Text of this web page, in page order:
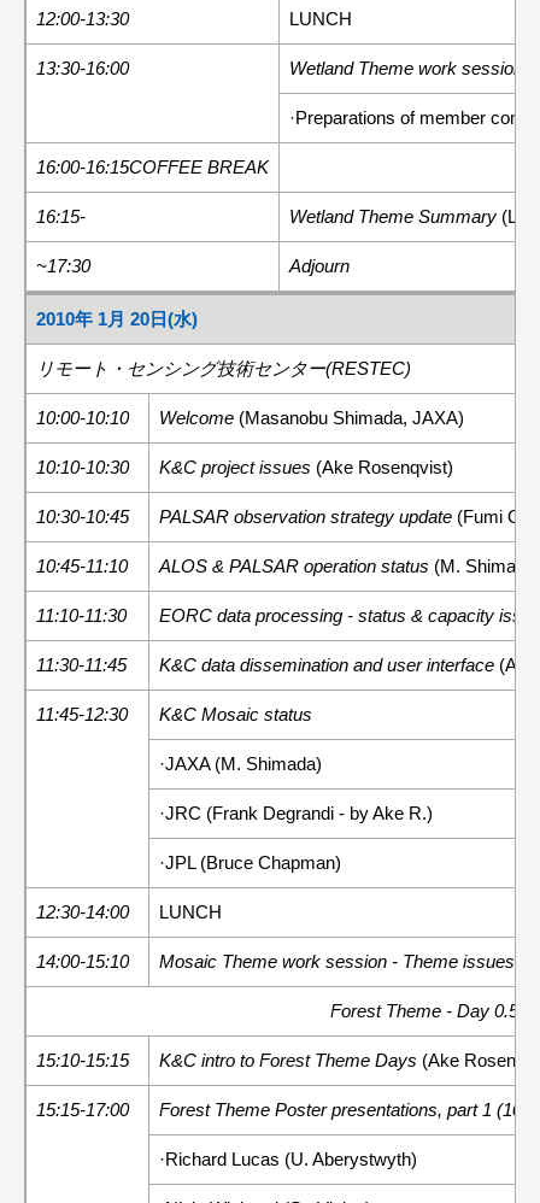
12:00-13:30 LUNCH
13:30-16:00 Wetland Theme work session
·Preparations of member
16:00-16:15COFFEE BREAK
16:15- Wetland Theme Summary
~17:30 Adjourn
2010年 1月 20日(水)
リモート・センシング技術センター(RESTEC)
10:00-10:10 Welcome (Masanobu Shimada, JAXA)
10:10-10:30 K&C project issues (Ake Rosenqvist)
10:30-10:45 PALSAR observation strategy update (Fumi
10:45-11:10 ALOS & PALSAR operation status (M.
11:10-11:30 EORC data processing - status & capacity
11:30-11:45 K&C data dissemination and user interface
11:45-12:30 K&C Mosaic status
·JAXA (M. Shimada)
·JRC (Frank Degrandi - by Ake R.)
·JPL (Bruce Chapman)
12:30-14:00 LUNCH
14:00-15:10 Mosaic Theme work session - Theme issues
Forest Theme - Day 0.5
15:10-15:15 K&C intro to Forest Theme Days (Ake
15:15-17:00 Forest Theme Poster presentations, part 1
·Richard Lucas (U. Aberystwyth)